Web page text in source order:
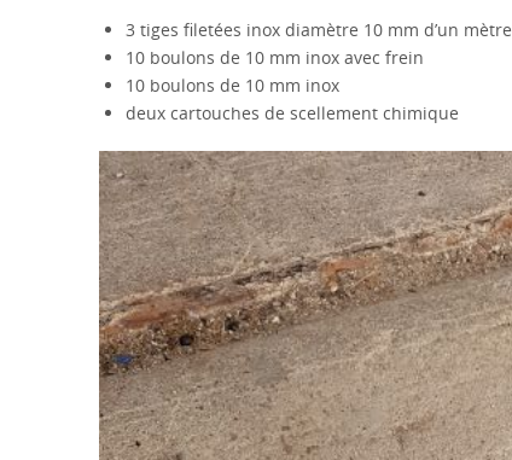
3 tiges filetées inox diamètre 10 mm d’un mètre
10 boulons de 10 mm inox avec frein
10 boulons de 10 mm inox
deux cartouches de scellement chimique